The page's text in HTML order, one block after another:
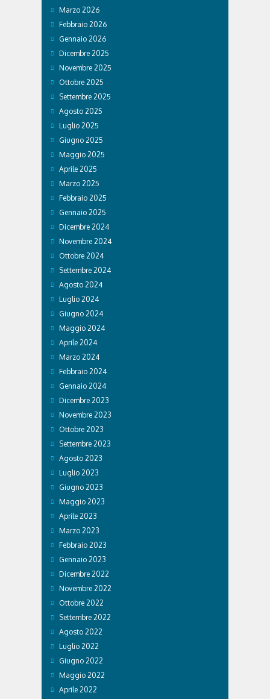
Marzo 2026
Febbraio 2026
Gennaio 2026
Dicembre 2025
Novembre 2025
Ottobre 2025
Settembre 2025
Agosto 2025
Luglio 2025
Giugno 2025
Maggio 2025
Aprile 2025
Marzo 2025
Febbraio 2025
Gennaio 2025
Dicembre 2024
Novembre 2024
Ottobre 2024
Settembre 2024
Agosto 2024
Luglio 2024
Giugno 2024
Maggio 2024
Aprile 2024
Marzo 2024
Febbraio 2024
Gennaio 2024
Dicembre 2023
Novembre 2023
Ottobre 2023
Settembre 2023
Agosto 2023
Luglio 2023
Giugno 2023
Maggio 2023
Aprile 2023
Marzo 2023
Febbraio 2023
Gennaio 2023
Dicembre 2022
Novembre 2022
Ottobre 2022
Settembre 2022
Agosto 2022
Luglio 2022
Giugno 2022
Maggio 2022
Aprile 2022